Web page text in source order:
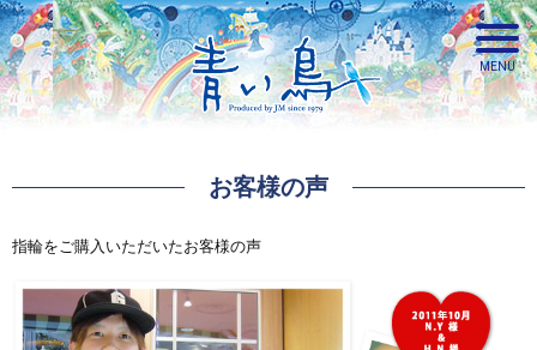
お客様の声
指輪をご購入いただいたお客様の声